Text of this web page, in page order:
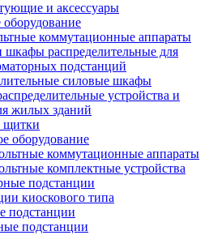
и аксессуары
оборудование
коммутационные аппараты
шкафы распределительные для
подстанций
силовые шкафы
устройства и
жилых зданий
оборудование
коммутационные аппараты
комплектные устройства
подстанции
киоскового типа
подстанции
подстанции